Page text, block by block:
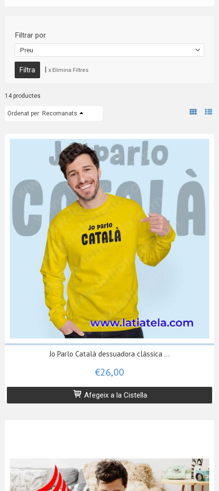
Filtrar por
Preu
| x Elimina Filtres
14 productes
Ordenat per: Recomanats
Jo Parlo Català dessuadora clàssica ...
€26,00
Afegeix a la Cistella